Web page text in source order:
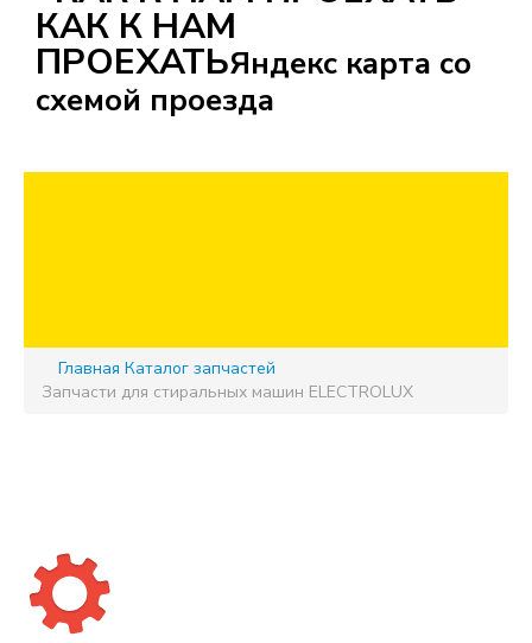
КАК К НАМ
ПРОЕХАТЬЯндекс карта со
схемой проезда
Главная Каталог запчастей
Запчасти для стиральных машин ELECTROLUX